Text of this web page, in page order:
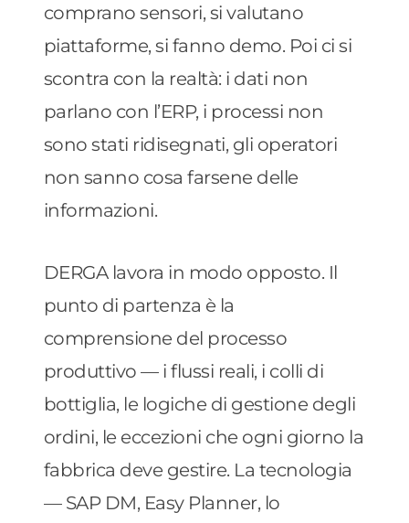
comprano sensori, si valutano
piattaforme, si fanno demo. Poi ci si
scontra con la realtà: i dati non
parlano con l’ERP, i processi non
sono stati ridisegnati, gli operatori
non sanno cosa farsene delle
informazioni.
DERGA lavora in modo opposto. Il
punto di partenza è la
comprensione del processo
produttivo — i flussi reali, i colli di
bottiglia, le logiche di gestione degli
ordini, le eccezioni che ogni giorno la
fabbrica deve gestire. La tecnologia
— SAP DM, Easy Planner, lo